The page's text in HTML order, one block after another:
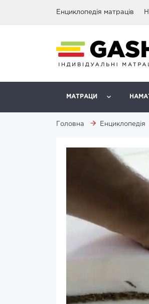
Енциклопедія матраців
МАТРАЦИ
Головна Енциклопедія